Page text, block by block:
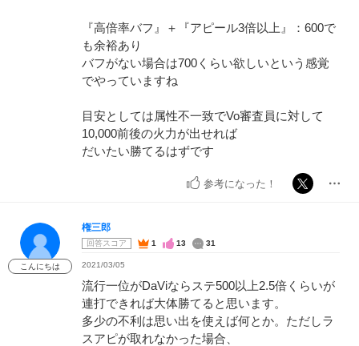
『高倍率バフ』＋『アピール3倍以上』：600で
も余裕あり
バフがない場合は700くらい欲しいという感覚
でやっていますね
目安としては属性不一致でVo審査員に対して
10,000前後の火力が出せれば
だいたい勝てるはずです
参考になった！
こんにちは
権三郎
回答スコア 1 13 31
2021/03/05
流行一位がDaViならステ500以上2.5倍くらいが
連打できれば大体勝てると思います。
多少の不利は思い出を使えば何とか。ただしラ
スアピが取れなかった場合、